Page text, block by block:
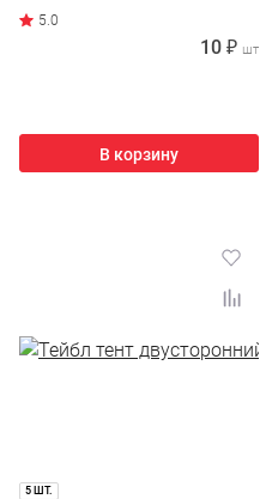
10 ₽ шт
В корзину
5 ШТ.